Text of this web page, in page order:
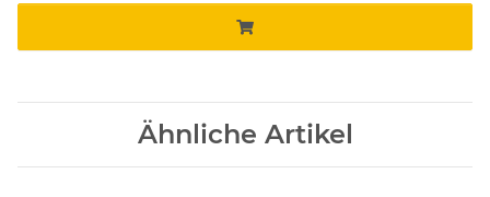
Ähnliche Artikel